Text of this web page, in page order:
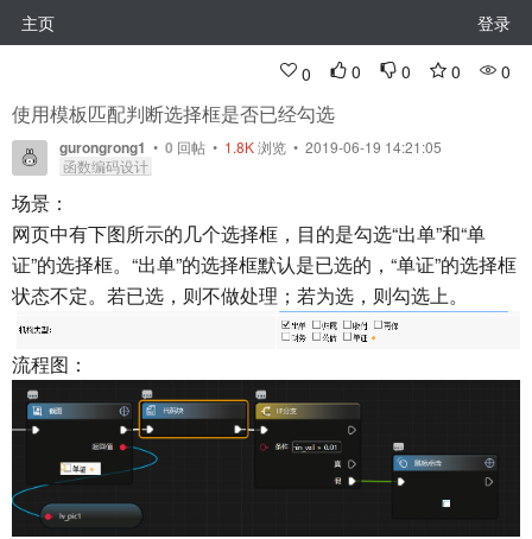
主页 登录
0 0 0 0 0
使用模板匹配判断选择框是否已经勾选
gurongrong1 • 0 回帖 • 1.8K浏览 • 2019-06-19 14:21:05
函数编码设计
场景：
网页中有下图所示的几个选择框，目的是勾选“出单”和“单
证”的选择框。“出单”的选择框默认是已选的，“单证”的选择框
状态不定。若已选，则不做处理；若为选，则勾选上。
流程图：